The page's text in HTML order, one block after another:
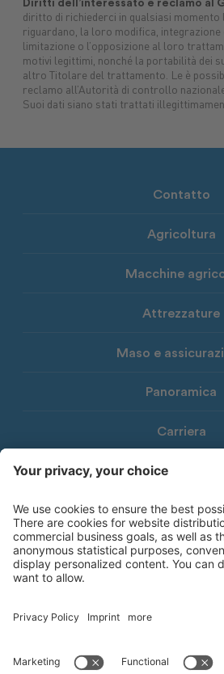
Diritti dell’interessato e reclamo al
diritto di richiederci in qualsiasi momento
riguardano, la loro modifica, integrazione
limitazione o l’opposizione al loro
motivi legittimi, nonché la portabilità dei
altro Titolare del trattamento. Le è
reclamo all’Autorità di controllo
Suoi dati siano stati trattati
Contatto
Agricoltura
Macchine
Attrezzature
Maso e
Panoramica
Carriera
Download
Newsletter
© 2026 Consorzio Agrario di
Note legali
Dichiarazione di
Informativa